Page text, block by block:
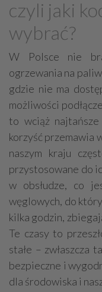
Grzejniki
Energetyczne
Materiały
Przeciwpożarowa
Systemy
Elektryczne
Alarmowe
Kable, przewody
czyli jaki
wybrać?
W Polsce nie
ogrzewania na
gdzie nie ma
możliwości
to wciąż
korzyść przemawia
naszym kraju
przystosowane do
w obsłudze, co
węglowych, do
kilka godzin,
Te czasy to
stałe – zwłaszcza
bezpieczne i
dla środowiska i